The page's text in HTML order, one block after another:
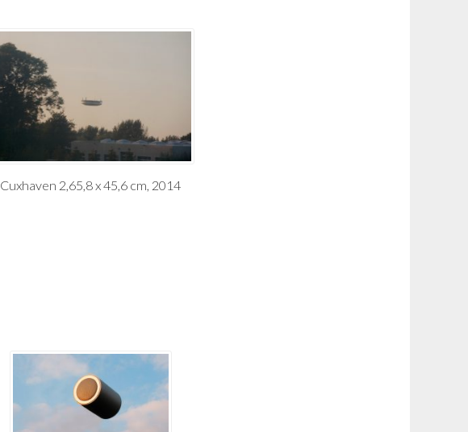
Cuxhaven 2,65,8 x 45,6 cm, 2014